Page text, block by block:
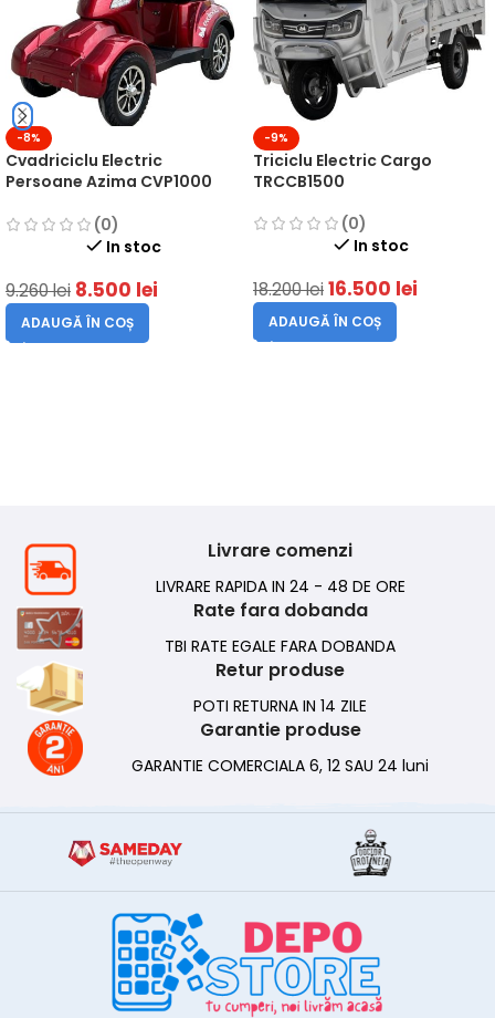
-8%
Cvadriciclu Electric
Persoane Azima CVP1000
(0)
In stoc
9.260lei 8.500 lei
ADAUGĂ ÎN COȘ
-9%
Triciclu Electric Cargo
TRCCB1500
(0)
In stoc
18.200lei16.500 lei
ADAUGĂ ÎN COȘ
Livrare comenzi
LIVRARE RAPIDA IN 24 - 48 DE ORE
Rate fara dobanda
TBI RATE EGALE FARA DOBANDA
Retur produse
POTI RETURNA IN 14 ZILE
Garantie produse
GARANTIE COMERCIALA 6, 12 SAU 24 luni